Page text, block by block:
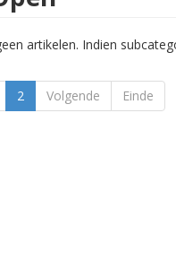
artikelen. Indien
2 Volgende Einde